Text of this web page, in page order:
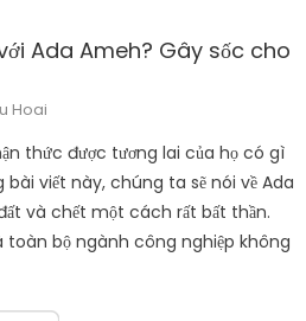
Ada Ameh? Gây sốc cho
Hoai
thức được tương lai của họ có gì
viết này, chúng ta sẽ nói về Ada
và chết một cách rất bất thần.
toàn bộ ngành công nghiệp không